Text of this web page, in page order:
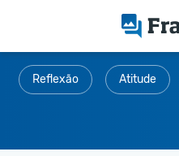
Reflexão Atitude